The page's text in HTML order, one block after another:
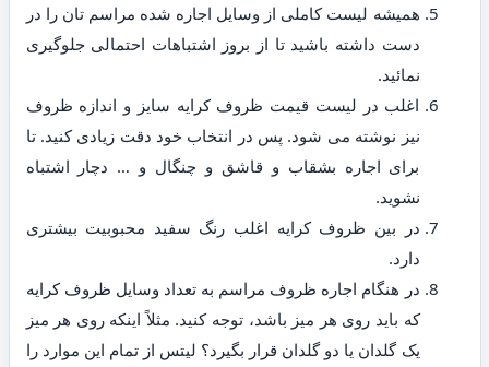
همیشه لیست کاملی از وسایل اجاره شده مراسم تان را در
دست داشته باشید تا از بروز اشتباهات احتمالی جلوگیری
نمائید.
اغلب در لیست قیمت ظروف کرایه سایز و اندازه ظروف
نیز نوشته می شود. پس در انتخاب خود دقت زیادی کنید. تا
برای اجاره بشقاب و قاشق و چنگال و … دچار اشتباه
نشوید.
در بین ظروف کرایه اغلب رنگ سفید محبوبیت بیشتری
دارد.
در هنگام اجاره ظروف مراسم به تعداد وسایل ظروف کرایه
که باید روی هر میز باشد، توجه کنید. مثلاً اینکه روی هر میز
یک گلدان یا دو گلدان قرار بگیرد؟ لیتس از تمام این موارد را